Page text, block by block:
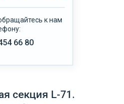
к нам
66 80
секция L-71.